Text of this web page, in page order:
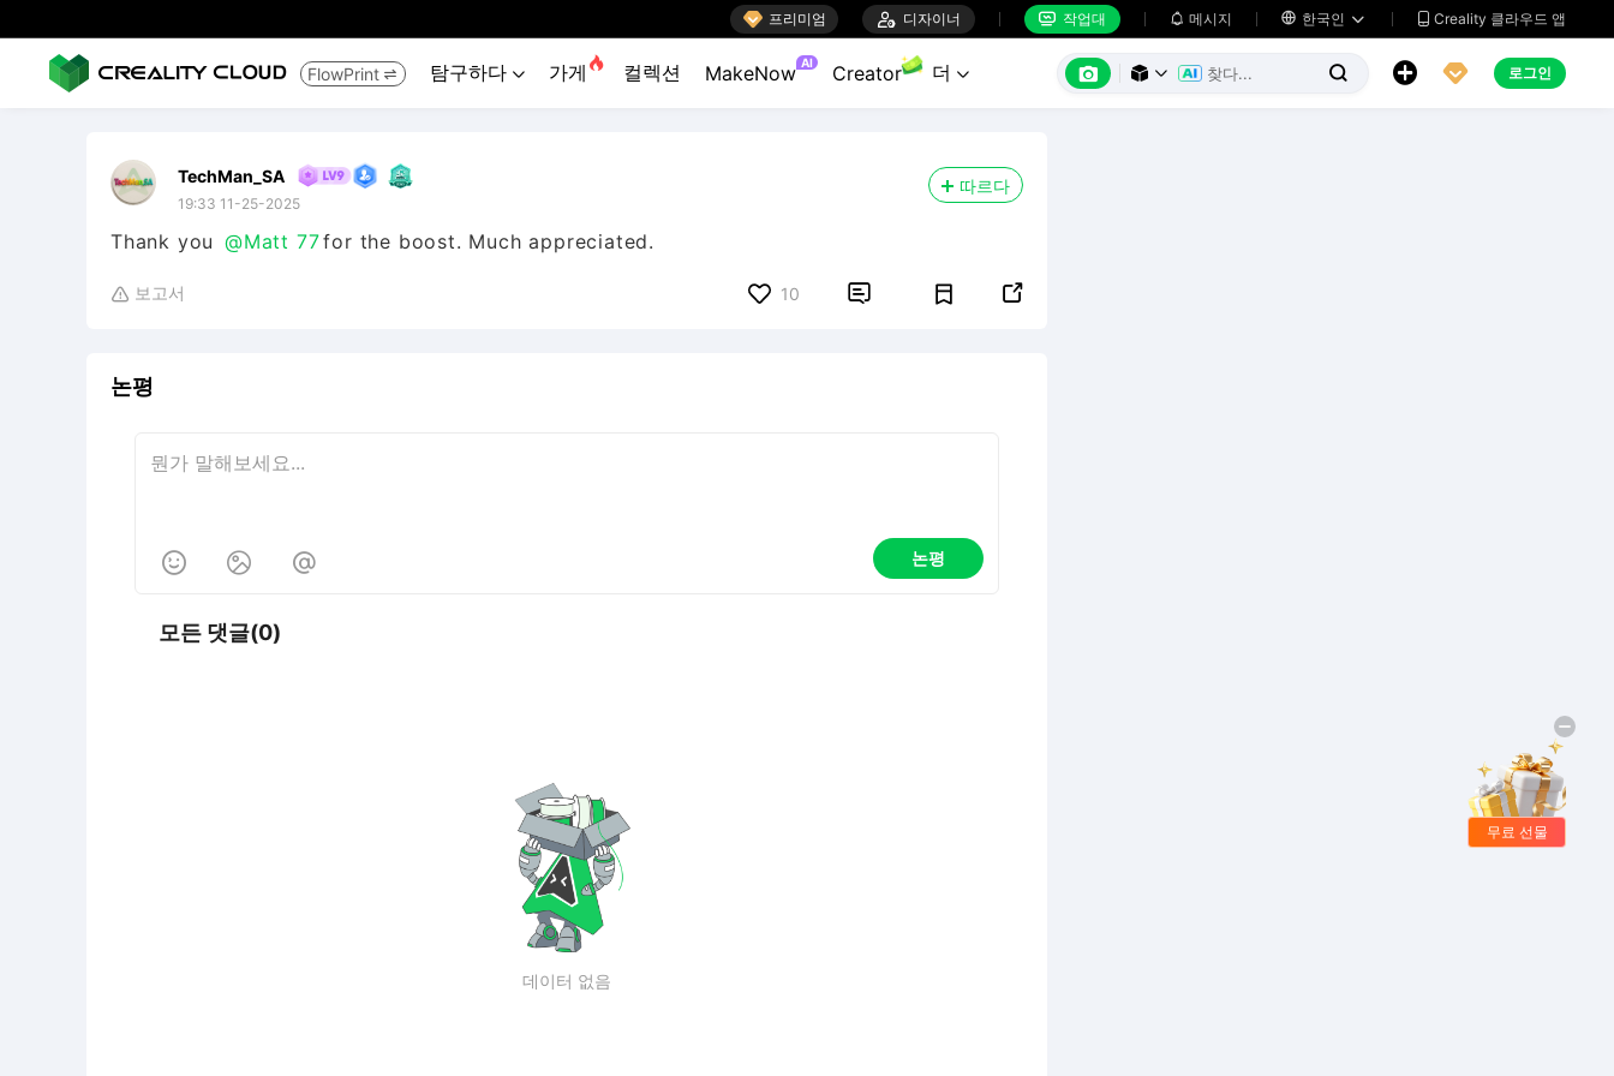
 프리미엄  디자이너  작업대  메시지  한국인   Creality 클라우드 앱
FlowPrint  탐구하다  가게  컬렉션 MakeNow AI Creator 더        로그인
TechMan_SA
19:33 11-25-2025
따르다
Thank you @Matt 77for the boost. Much appreciated.
 보고서 10  
논평
   논평
모든 댓글(0)
데이터 없음
무료 선물